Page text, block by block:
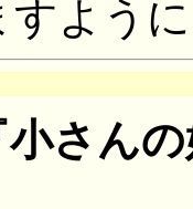
すよう
さん